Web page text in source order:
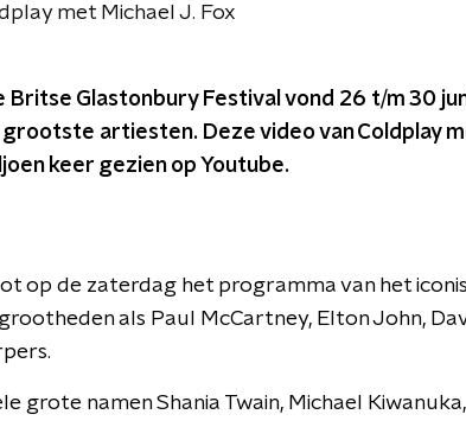
met Michael J. Fox
Britse Glastonbury Festival vond 26 t/m 30
artiesten. Deze video van Coldplay
keer gezien op Youtube.
op de zaterdag het programma van het
als Paul McCartney, Elton John,
grote namen Shania Twain, Michael